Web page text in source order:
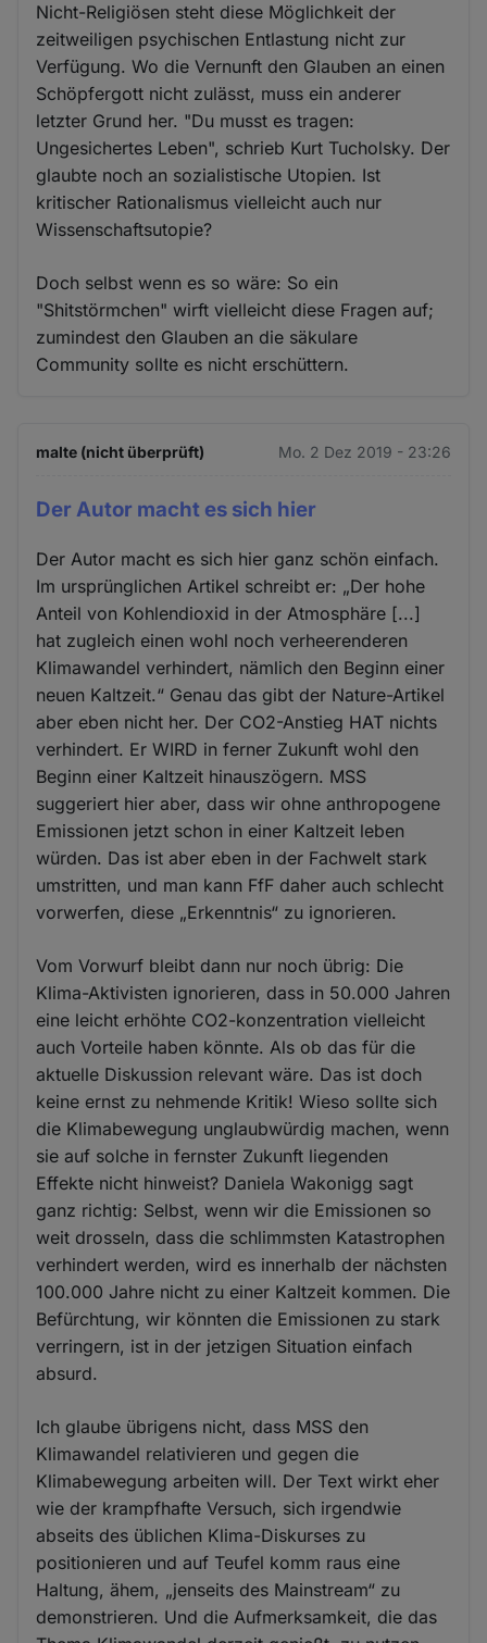
Nicht-Religiösen steht diese Möglichkeit der
zeitweiligen psychischen Entlastung nicht zur
Verfügung. Wo die Vernunft den Glauben an einen
Schöpfergott nicht zulässt, muss ein anderer
letzter Grund her. "Du musst es tragen:
Ungesichertes Leben", schrieb Kurt Tucholsky. Der
glaubte noch an sozialistische Utopien. Ist
kritischer Rationalismus vielleicht auch nur
Wissenschaftsutopie?
Doch selbst wenn es so wäre: So ein
"Shitstörmchen" wirft vielleicht diese Fragen auf;
zumindest den Glauben an die säkulare
Community sollte es nicht erschüttern.
malte (nicht überprüft) Mo. 2 Dez 2019 - 23:26
Der Autor macht es sich hier
Der Autor macht es sich hier ganz schön einfach.
Im ursprünglichen Artikel schreibt er: „Der hohe
Anteil von Kohlendioxid in der Atmosphäre [...]
hat zugleich einen wohl noch verheerenderen
Klimawandel verhindert, nämlich den Beginn einer
neuen Kaltzeit.“ Genau das gibt der Nature-Artikel
aber eben nicht her. Der CO2-Anstieg HAT nichts
verhindert. Er WIRD in ferner Zukunft wohl den
Beginn einer Kaltzeit hinauszögern. MSS
suggeriert hier aber, dass wir ohne anthropogene
Emissionen jetzt schon in einer Kaltzeit leben
würden. Das ist aber eben in der Fachwelt stark
umstritten, und man kann FfF daher auch schlecht
vorwerfen, diese „Erkenntnis“ zu ignorieren.
Vom Vorwurf bleibt dann nur noch übrig: Die
Klima-Aktivisten ignorieren, dass in 50.000 Jahren
eine leicht erhöhte CO2-konzentration vielleicht
auch Vorteile haben könnte. Als ob das für die
aktuelle Diskussion relevant wäre. Das ist doch
keine ernst zu nehmende Kritik! Wieso sollte sich
die Klimabewegung unglaubwürdig machen, wenn
sie auf solche in fernster Zukunft liegenden
Effekte nicht hinweist? Daniela Wakonigg sagt
ganz richtig: Selbst, wenn wir die Emissionen so
weit drosseln, dass die schlimmsten Katastrophen
verhindert werden, wird es innerhalb der nächsten
100.000 Jahre nicht zu einer Kaltzeit kommen. Die
Befürchtung, wir könnten die Emissionen zu stark
verringern, ist in der jetzigen Situation einfach
absurd.
Ich glaube übrigens nicht, dass MSS den
Klimawandel relativieren und gegen die
Klimabewegung arbeiten will. Der Text wirkt eher
wie der krampfhafte Versuch, sich irgendwie
abseits des üblichen Klima-Diskurses zu
positionieren und auf Teufel komm raus eine
Haltung, ähem, „jenseits des Mainstream“ zu
demonstrieren. Und die Aufmerksamkeit, die das